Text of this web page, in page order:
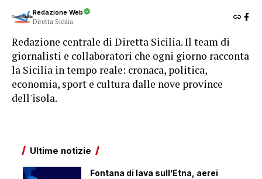
Redazione Web
Diretta Sicilia
Redazione centrale di Diretta Sicilia. Il team di
giornalisti e collaboratori che ogni giorno racconta
la Sicilia in tempo reale: cronaca, politica,
economia, sport e cultura dalle nove province
dell'isola.
Ultime notizie
Fontana di lava sull’Etna, aerei